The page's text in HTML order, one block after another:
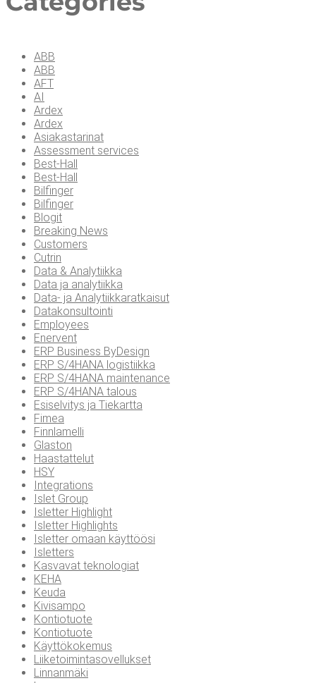
ABB
ABB
AFT
AI
Ardex
Ardex
Asiakastarinat
Assessment services
Best-Hall
Best-Hall
Bilfinger
Bilfinger
Blogit
Breaking News
Customers
Cutrin
Data & Analytiikka
Data ja analytiikka
Data- ja Analytiikkaratkaisut
Datakonsultointi
Employees
Enervent
ERP Business ByDesign
ERP S/4HANA logistiikka
ERP S/4HANA maintenance
ERP S/4HANA talous
Esiselvitys ja Tiekartta
Fimea
Finnlamelli
Glaston
Haastattelut
HSY
Integrations
Islet Group
Isletter Highlight
Isletter Highlights
Isletter omaan käyttöösi
Isletters
Kasvavat teknologiat
KEHA
Keuda
Kivisampo
Kontiotuote
Kontiotuote
Käyttökokemus
Liiketoimintasovellukset
Linnanmäki